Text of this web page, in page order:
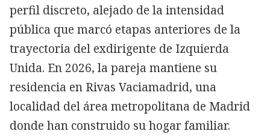
perfil discreto, alejado de la intensidad
pública que marcó etapas anteriores de la
trayectoria del exdirigente de Izquierda
Unida. En 2026, la pareja mantiene su
residencia en Rivas Vaciamadrid, una
localidad del área metropolitana de Madrid
donde han construido su hogar familiar.